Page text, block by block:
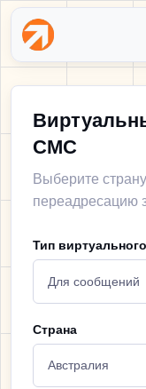
СМС
Выберите
переадресацию
Тип
Страна